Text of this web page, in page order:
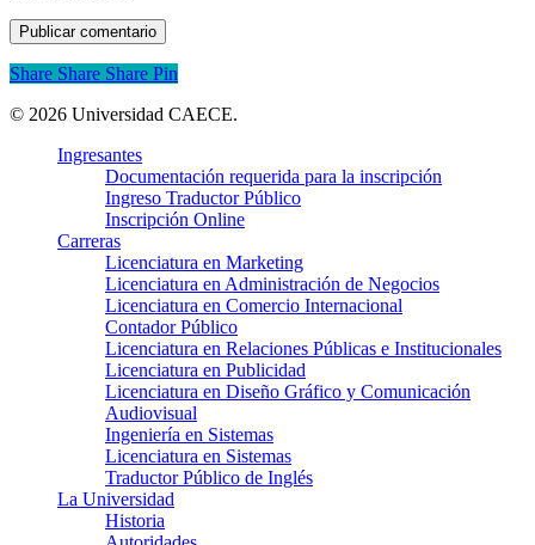
Share Share Share Pin
© 2026 Universidad CAECE.
x-
facebook
linkedin
youtube
instagram
whatsapp
Ingresantes
Documentación requerida para la inscripción
Ingreso Traductor Público
Inscripción Online
Carreras
Licenciatura en Marketing
Licenciatura en Administración de Negocios
Licenciatura en Comercio Internacional
Contador Público
Licenciatura en Relaciones Públicas e Institucionales
Licenciatura en Publicidad
Licenciatura en Diseño Gráfico y Comunicación
Audiovisual
Ingeniería en Sistemas
Licenciatura en Sistemas
Traductor Público de Inglés
La Universidad
Historia